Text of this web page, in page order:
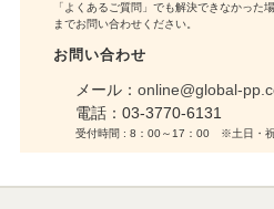
「よくあるご質問」でも解決できなかった
までお問い合わせください。
お問い合わせ
メール： online@global-
電話： 03-3770-6131
受付時間 : 8：00～17：00 ※土日・祝